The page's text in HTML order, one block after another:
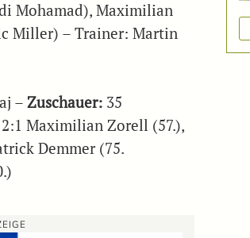
Mohamad), Maximilian
Miller) – Trainer: Martin
–Zuschauer: 35
Maximilian Zorell (57.),
Demmer (75.